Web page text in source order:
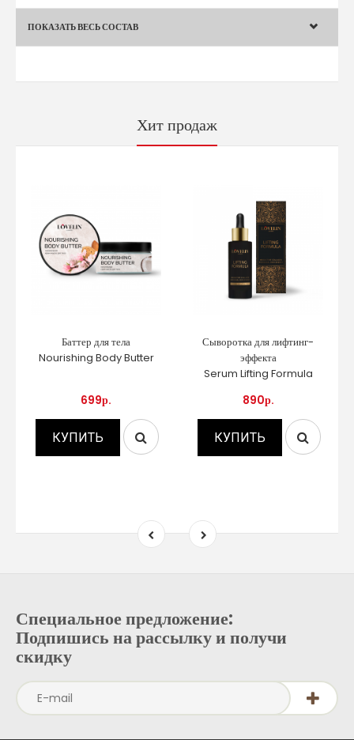
ПОКАЗАТЬ ВЕСЬ СОСТАВ
Хит продаж
Баттер для тела
Nourishing Body Butter
699р.
КУПИТЬ
Сыворотка для лифтинг-
эффекта
Serum Lifting Formula
890р.
КУПИТЬ
Специальное предложение:
Подпишись на рассылку и получи
скидку